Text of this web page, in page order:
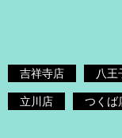
吉祥寺店 八王
立川店 つくば